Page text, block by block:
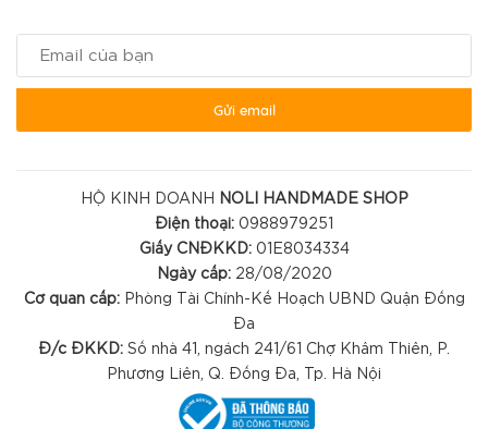
Gửi email
HỘ KINH DOANH
NOLI HANDMADE SHOP
Điện thoại: 0988979251
Giấy CNĐKKD:01E8034334
Ngày cấp:28/08/2020
Cơ quan cấp:Phòng Tài Chính-Kế Hoạch UBND Quận Đống
Đa
Đ/c ĐKKD: Số nhà 41, ngách 241/61 Chợ Khâm Thiên, P.
Phương Liên, Q. Đống Đa, Tp. Hà Nội